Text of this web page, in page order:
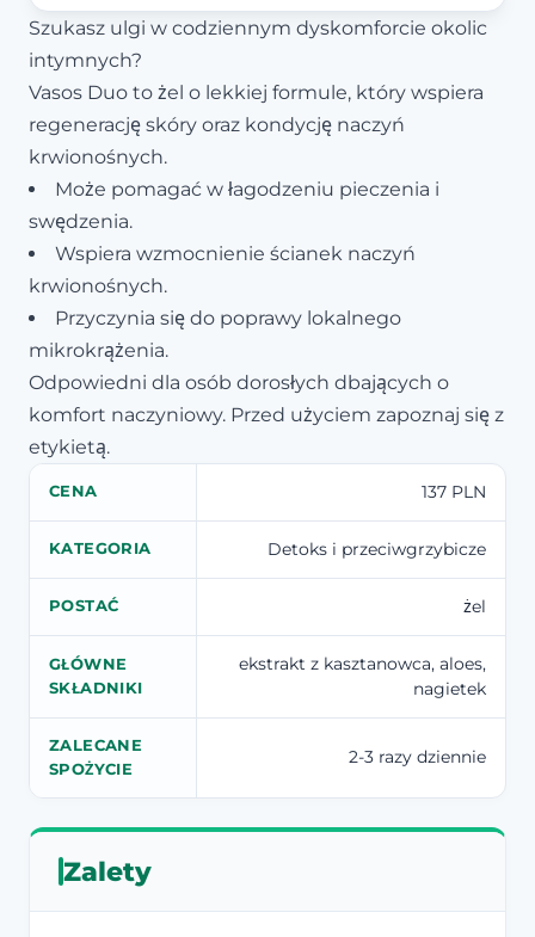
Szukasz ulgi w codziennym dyskomforcie okolic
intymnych?
Vasos Duo to żel o lekkiej formule, który wspiera
regenerację skóry oraz kondycję naczyń
krwionośnych.
Może pomagać w łagodzeniu pieczenia i
swędzenia.
Wspiera wzmocnienie ścianek naczyń
krwionośnych.
Przyczynia się do poprawy lokalnego
mikrokrążenia.
Odpowiedni dla osób dorosłych dbających o
komfort naczyniowy. Przed użyciem zapoznaj się z
etykietą.
CENA 137 PLN
KATEGORIA Detoks i przeciwgrzybicze
POSTAĆ żel
GŁÓWNE
SKŁADNIKI
ekstrakt z kasztanowca, aloes,
nagietek
ZALECANE
SPOŻYCIE
2-3 razy dziennie
Zalety